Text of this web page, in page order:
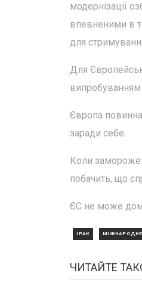
модернізації
впевненими в
для
Для
випробуванням
Європа
заради себе.
Коли
побачить, що
ЄС не може
ІРАК
ЧИТАЙТЕ